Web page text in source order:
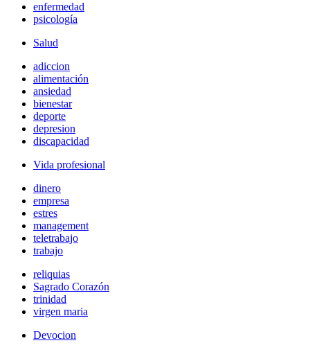
enfermedad
psicología
Salud
adiccion
alimentación
ansiedad
bienestar
deporte
depresion
discapacidad
Vida profesional
dinero
empresa
estres
management
teletrabajo
trabajo
reliquias
Sagrado Corazón
trinidad
virgen maria
Devocion